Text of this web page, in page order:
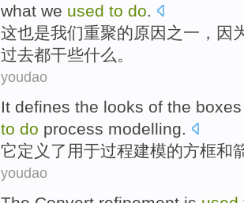
what we used to do.
这也是我们重聚的原因之一， 因
过去都干些什么。
youdao
It defines the looks of the boxes
to do process modelling.
它定义 了 用于过程建模的方框和
youdao